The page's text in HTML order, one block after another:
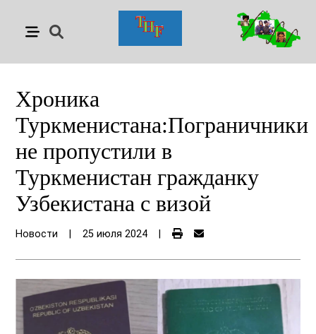
Хроника
Туркменистана:Пограничники
не пропустили в
Туркменистан гражданку
Узбекистана с визой
Новости 25 июля 2024